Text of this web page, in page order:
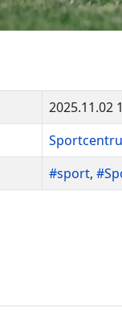
2025.11.02
#sport,